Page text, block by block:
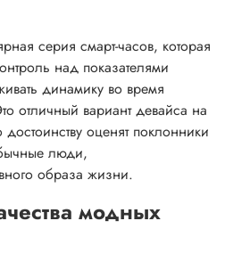
серия смарт-часов, которая
над показателями
динамику во время
отличный вариант девайса на
оценят поклонники
люди,
образа жизни.
модных